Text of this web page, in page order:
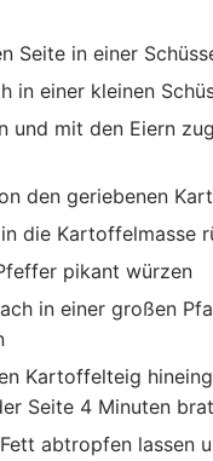
Seite in einer
in einer kleinen
und mit den Eiern
den geriebenen
die Kartoffelmasse
pikant würzen
in einer großen
Kartoffelteig
Seite 4 Minuten
abtropfen lassen